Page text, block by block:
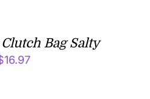
Bag Salty
16.97